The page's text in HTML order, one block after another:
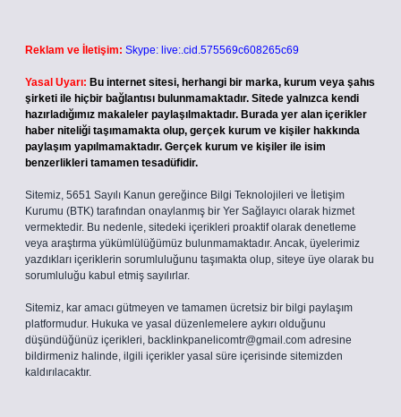
Reklam ve İletişim: Skype: live:.cid.575569c608265c69
Yasal Uyarı: Bu internet sitesi, herhangi bir marka, kurum veya şahıs
şirketi ile hiçbir bağlantısı bulunmamaktadır. Sitede yalnızca kendi
hazırladığımız makaleler paylaşılmaktadır. Burada yer alan içerikler
haber niteliği taşımamakta olup, gerçek kurum ve kişiler hakkında
paylaşım yapılmamaktadır. Gerçek kurum ve kişiler ile isim
benzerlikleri tamamen tesadüfidir.
Sitemiz, 5651 Sayılı Kanun gereğince Bilgi Teknolojileri ve İletişim
Kurumu (BTK) tarafından onaylanmış bir Yer Sağlayıcı olarak hizmet
vermektedir. Bu nedenle, sitedeki içerikleri proaktif olarak denetleme
veya araştırma yükümlülüğümüz bulunmamaktadır. Ancak, üyelerimiz
yazdıkları içeriklerin sorumluluğunu taşımakta olup, siteye üye olarak bu
sorumluluğu kabul etmiş sayılırlar.
Sitemiz, kar amacı gütmeyen ve tamamen ücretsiz bir bilgi paylaşım
platformudur. Hukuka ve yasal düzenlemelere aykırı olduğunu
düşündüğünüz içerikleri, backlinkpanelicomtr@gmail.com adresine
bildirmeniz halinde, ilgili içerikler yasal süre içerisinde sitemizden
kaldırılacaktır.